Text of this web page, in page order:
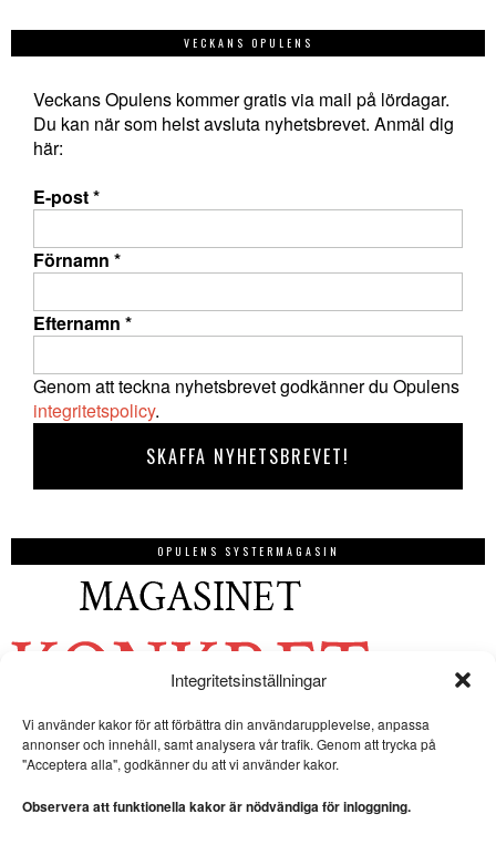
Integritetsinställningar
Vi använder kakor för att förbättra din användarupplevelse, anpassa
annonser och innehåll, samt analysera vår trafik. Genom att trycka på
"Acceptera alla", godkänner du att vi använder kakor.
Observera att funktionella kakor är nödvändiga för inloggning.
VECKANS OPULENS
Veckans Opulens kommer gratis via mail på lördagar.
Du kan när som helst avsluta nyhetsbrevet. Anmäl dig
här:
E-post*
Förnamn *
Efternamn *
Genom att teckna nyhetsbrevet godkänner du Opulens
integritetspolicy.
OPULENS SYSTERMAGASIN